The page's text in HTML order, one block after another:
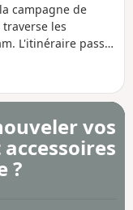
campagne de
les
L'itinéraire passe
agricoles.
vos
?